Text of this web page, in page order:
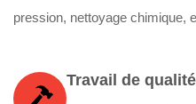
pression, nettoyage chimique,
Travail de qualité